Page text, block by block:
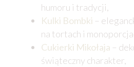
humoru i tradycji,
Kulki Bombki –
na tortach i
Cukierki Mikołaja –
świąteczny charakter,